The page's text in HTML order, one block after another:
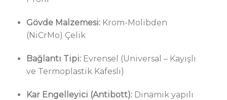
Gövde Malzemesi:Krom-Molibden
(NiCrMo) Çelik
Bağlantı Tipi:Evrensel (Universal – Kayışlı
ve Termoplastik Kafesli)
Kar Engelleyici (Antibott):Dinamik yapılı